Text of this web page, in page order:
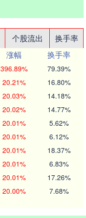
个股流出
换手率
涨幅
换手率
396.89% 79.39%
20.21% 16.80%
20.03% 14.18%
20.02% 14.77%
20.01% 5.62%
20.01% 6.12%
20.01% 18.37%
20.01% 6.83%
20.01% 17.26%
20.00% 7.68%